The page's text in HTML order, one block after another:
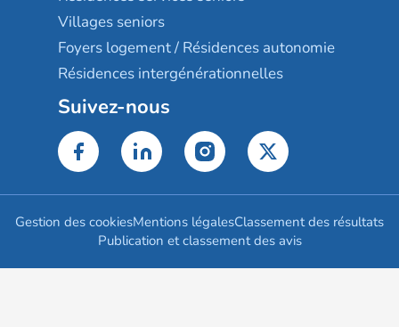
Villages seniors
Foyers logement / Résidences autonomie
Résidences intergénérationnelles
Suivez-nous
Gestion des cookiesMentions légalesClassement des résultats
Publication et classement des avis